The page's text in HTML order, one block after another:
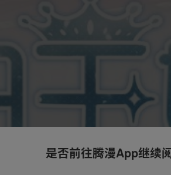
是否前往腾漫App继续